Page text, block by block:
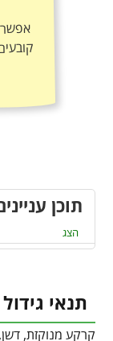
אפשר
תוכן
הצג
תנאי
קרקע מנוקזת,